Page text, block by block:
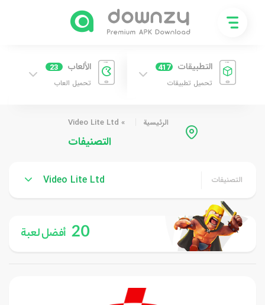
التطبيقات 417
تحميل تطبيقات
الألعاب 23
تحميل العاب
الرئيسية »
Video Lite Ltd
التصنيفات
التصنيفات Video Lite Ltd
20 أفضل لعبة